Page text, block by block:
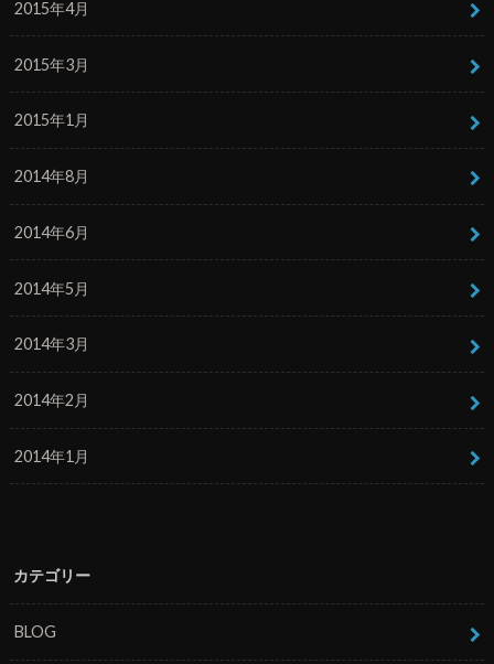
2015年4月
2015年3月
2015年1月
2014年8月
2014年6月
2014年5月
2014年3月
2014年2月
2014年1月
カテゴリー
BLOG